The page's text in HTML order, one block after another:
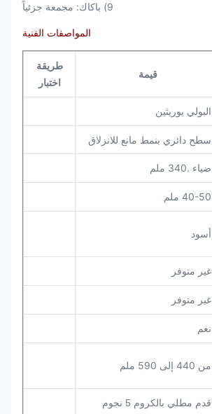
9) باكاك: مجمعة جزئياً
المواصفات الفنية
قيمة
طريقة
اختبار
البولي يوريثين
سطح دائري بنمط مانع للانزلاق
ضياء .340 ملم
40-50 ملم
أسود
غير متوفر
غير متوفر
نعم
من 440 إلى 590 ملم
قدم مطلي بالكروم 5 نجوم